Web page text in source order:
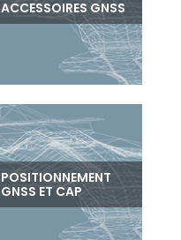
ACCESSOIRES GNSS
POSITIONNEMENT
GNSS ET CAP